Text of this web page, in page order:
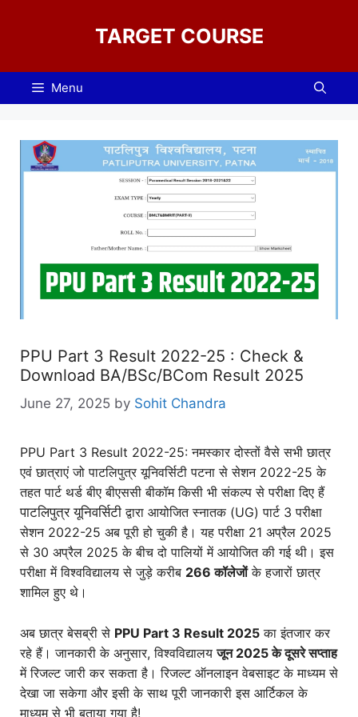
TARGET COURSE
Menu
PPU Part 3 Result 2022-25 : Check &
Download BA/BSc/BCom Result 2025
June 27, 2025 by Sohit Chandra
PPU Part 3 Result 2022-25: नमस्कार दोस्तों वैसे सभी छात्र
एवं छात्राएं जो पाटलिपुत्र यूनिवर्सिटी पटना से सेशन 2022-25 के
तहत पार्ट थर्ड बीए बीएससी बीकॉम किसी भी संकल्प से परीक्षा दिए हैं
पाटलिपुत्र यूनिवर्सिटी द्वारा आयोजित स्नातक (UG) पार्ट 3 परीक्षा
सेशन 2022-25 अब पूरी हो चुकी है। यह परीक्षा 21 अप्रैल 2025
से 30 अप्रैल 2025 के बीच दो पालियों में आयोजित की गई थी। इस
परीक्षा में विश्वविद्यालय से जुड़े करीब 266 कॉलेजोंके हजारों छात्र
शामिल हुए थे।
अब छात्र बेसब्री से PPU Part 3 Result 2025 का इंतजार कर
रहे हैं। जानकारी के अनुसार, विश्वविद्यालयजून 2025 के दूसरे सप्ताह
में रिजल्ट जारी कर सकता है। रिजल्ट ऑनलाइन वेबसाइट के माध्यम से
देखा जा सकेगा और इसी के साथ पूरी जानकारी इस आर्टिकल के
माध्यम से भी बताया गया है!